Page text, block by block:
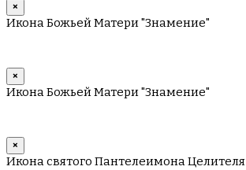
×
Икона Божьей Матери "Знамение"
×
Икона Божьей Матери "Знамение"
×
Икона святого Пантелеимона Целителя